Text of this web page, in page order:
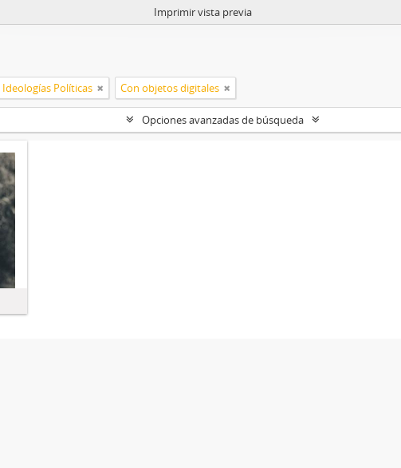
Imprimir vista previa
Ideologías Políticas Con objetos digitales
Opciones avanzadas de búsqueda